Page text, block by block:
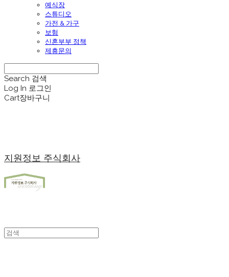
예식장
스튜디오
가전 & 가구
보험
신혼부부 정책
제휴문의
Search 검색
Log In 로그인
Cart장바구니
지원정보 주식회사